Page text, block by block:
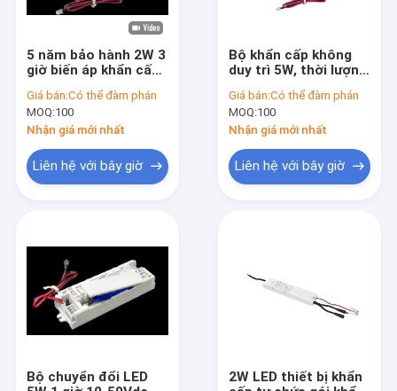
5 năm bảo hành 2W 3
giờ biến áp khẩn cấp
tự kiểm tra và kiểm
tra thủ công
Giá bán:Có thể đàm phán
MOQ:100
Nhận giá mới nhất
Liên hệ với bây giờ
Bộ khẩn cấp không
duy trì 5W, thời lượng
60Vdc, có thể chuyển
đổi giữa Tự kiểm tra
& Công tắc kiểm tra
thủ công
Giá bán:Có thể đàm phán
MOQ:100
Nhận giá mới nhất
Liên hệ với bây giờ
Bộ chuyển đổi LED
2W LED thiết bị khẩn